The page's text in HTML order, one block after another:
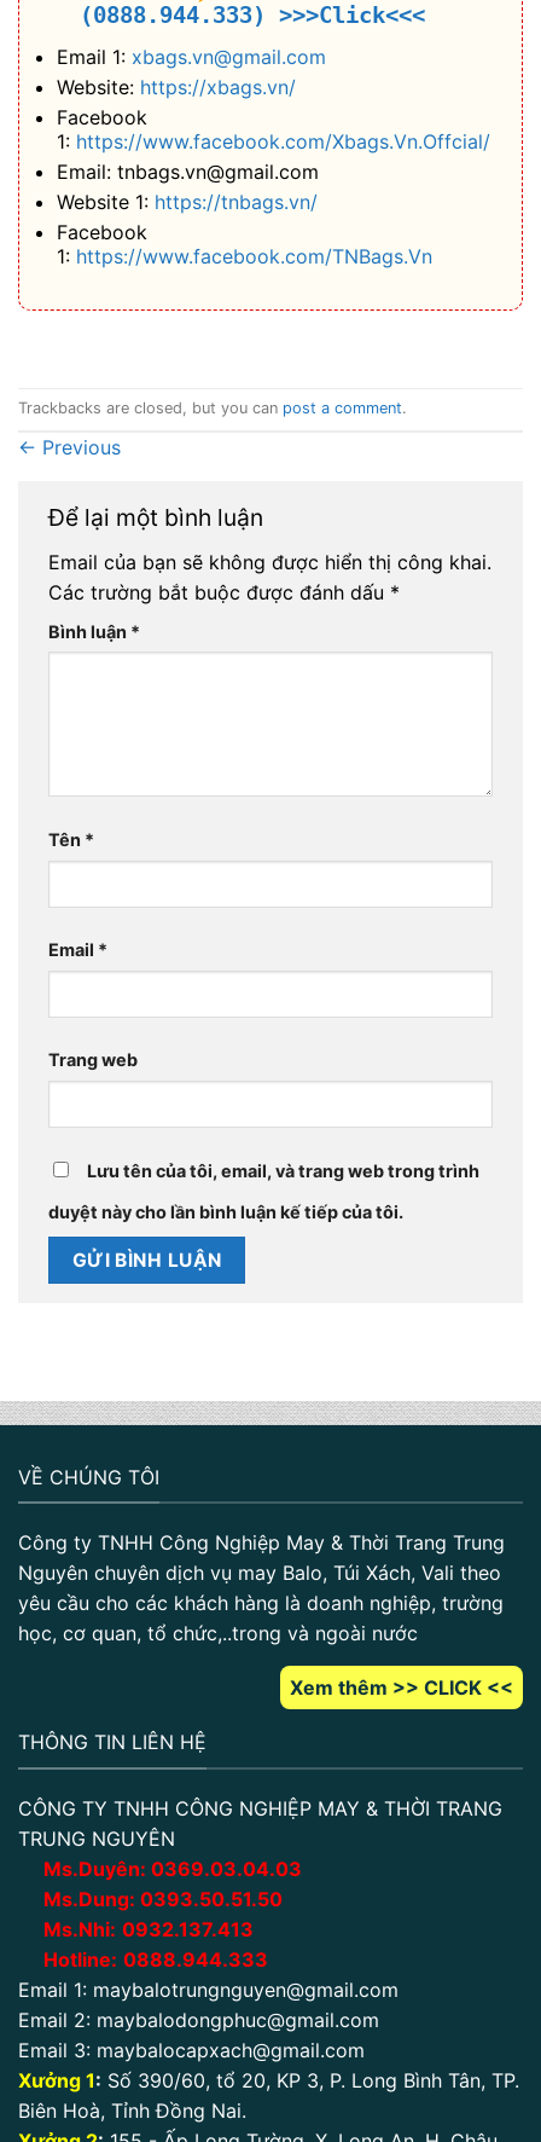
(0888.944.333) >>>Click<<<
Email 1: xbags.vn@gmail.com
Website: https://xbags.vn/
Facebook
1: https://www.facebook.com/Xbags.Vn.Offcial/
Email: tnbags.vn@gmail.com
Website 1: https://tnbags.vn/
Facebook
1: https://www.facebook.com/TNBags.Vn
Trackbacks are closed, but you can post a comment.
← Previous
Để lại một bình luận
Email của bạn sẽ không được hiển thị công khai.
Các trường bắt buộc được đánh dấu *
Bình luận *
Tên *
Email *
Trang web
Lưu tên của tôi, email, và trang web trong trình
duyệt này cho lần bình luận kế tiếp của tôi.
VỀ CHÚNG TÔI
Công ty TNHH Công Nghiệp May & Thời Trang Trung
Nguyên chuyên dịch vụ may Balo, Túi Xách, Vali theo
yêu cầu cho các khách hàng là doanh nghiệp, trường
học, cơ quan, tổ chức,..trong và ngoài nước
Xem thêm >> CLICK <<
THÔNG TIN LIÊN HỆ
CÔNG TY TNHH CÔNG NGHIỆP MAY & THỜI TRANG
TRUNG NGUYÊN
Ms.Duyên: 0369.03.04.03
Ms.Dung: 0393.50.51.50
Ms.Nhi: 0932.137.413
Hotline: 0888.944.333
Email 1: maybalotrungnguyen@gmail.com
Email 2: maybalodongphuc@gmail.com
Email 3: maybalocapxach@gmail.com
Xưởng 1: Số 390/60, tổ 20, KP 3, P. Long Bình Tân, TP.
Biên Hoà, Tỉnh Đồng Nai.